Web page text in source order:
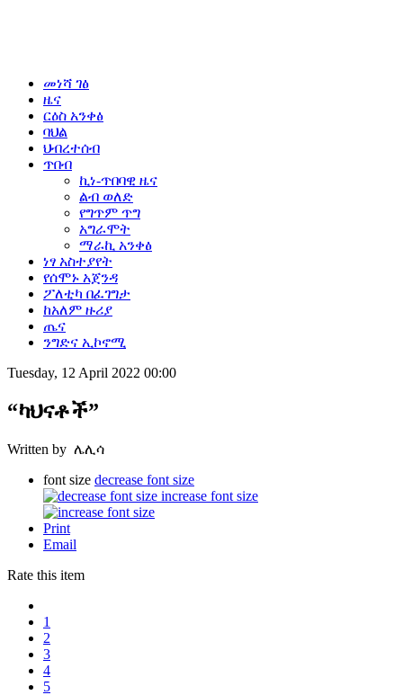
መነሻ ገፅ
ዜና
ርዕስ አንቀፅ
ባህል
ህብረተሰብ
ጥበብ
ኪነ-ጥበባዊ ዜና
ልብ ወለድ
የግጥም ጥግ
አግራሞት
ማራኪ አንቀፅ
ነፃ አስተያየት
የሰሞኑ አጀንዳ
ፖለቲካ በፈገግታ
ከአለም ዙሪያ
ጤና
ንግድና ኢኮኖሚ
Tuesday, 12 April 2022 00:00
“ካህናቶች”
Written by ሌሊሳ
font size decrease font size
increase font size
Print
Email
Rate this item
1
2
3
4
5